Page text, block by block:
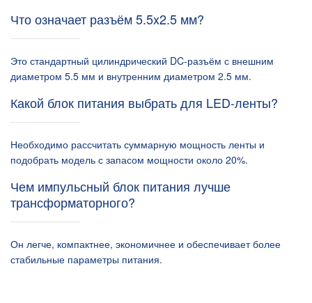
Что означает разъём 5.5x2.5 мм?
Это стандартный цилиндрический DC-разъём с внешним
диаметром 5.5 мм и внутренним диаметром 2.5 мм.
Какой блок питания выбрать для LED-ленты?
Необходимо рассчитать суммарную мощность ленты и
подобрать модель с запасом мощности около 20%.
Чем импульсный блок питания лучше
трансформаторного?
Он легче, компактнее, экономичнее и обеспечивает более
стабильные параметры питания.